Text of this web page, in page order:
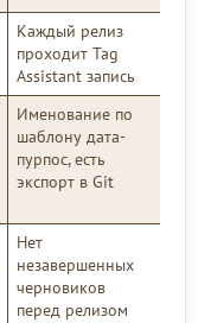
Каждый релиз
проходит Tag
Assistant запись
Именование по
шаблону дата-
пурпос, есть
экспорт в Git
Нет
незавершенных
черновиков
перед релизом